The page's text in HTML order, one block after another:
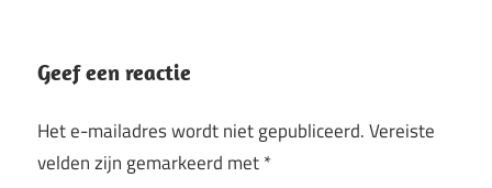
Geef een reactie
Het e-mailadres wordt niet gepubliceerd.Vereiste
velden zijn gemarkeerd met*